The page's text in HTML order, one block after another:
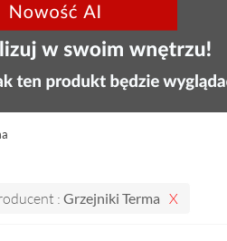
: Grzejniki Terma